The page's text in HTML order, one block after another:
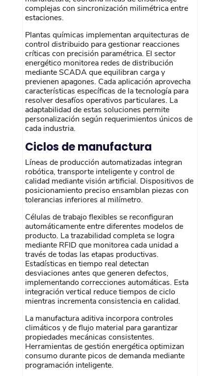
complejas con sincronización milimétrica entre
estaciones.
Plantas químicas implementan arquitecturas de
control distribuido para gestionar reacciones
críticas con precisión paramétrica. El sector
energético monitorea redes de distribución
mediante SCADA que equilibran carga y
previenen apagones. Cada aplicación aprovecha
características específicas de la tecnología para
resolver desafíos operativos particulares. La
adaptabilidad de estas soluciones permite
personalización según requerimientos únicos de
cada industria.
Ciclos de manufactura
Líneas de producción automatizadas integran
robótica, transporte inteligente y control de
calidad mediante visión artificial. Dispositivos de
posicionamiento preciso ensamblan piezas con
tolerancias inferiores al milímetro.
Células de trabajo flexibles se reconfiguran
automáticamente entre diferentes modelos de
producto. La trazabilidad completa se logra
mediante RFID que monitorea cada unidad a
través de todas las etapas productivas.
Estadísticas en tiempo real detectan
desviaciones antes que generen defectos,
implementando correcciones automáticas. Esta
integración vertical reduce tiempos de ciclo
mientras incrementa consistencia en calidad.
La manufactura aditiva incorpora controles
climáticos y de flujo material para garantizar
propiedades mecánicas consistentes.
Herramientas de gestión energética optimizan
consumo durante picos de demanda mediante
programación inteligente.